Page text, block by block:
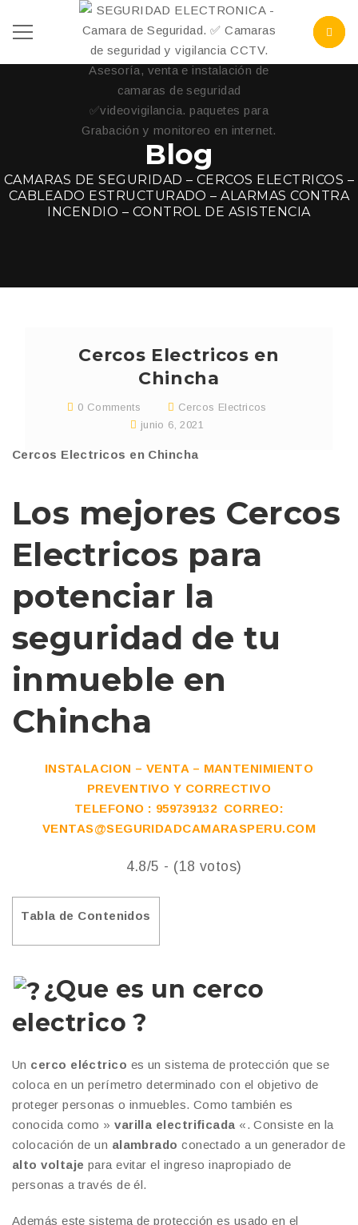
Blog
CAMARAS DE SEGURIDAD – CERCOS ELECTRICOS –
CABLEADO ESTRUCTURADO – ALARMAS CONTRA
INCENDIO – CONTROL DE ASISTENCIA
Cercos Electricos en
Chincha
0 Comments
Cercos Electricos
junio 6, 2021
Cercos Electricos en Chincha
Los mejores Cercos
Electricos para
potenciar la
seguridad de tu
inmueble en
Chincha
INSTALACION – VENTA – MANTENIMIENTO
PREVENTIVO Y CORRECTIVO
TELEFONO : 959739132 CORREO:
VENTAS@SEGURIDADCAMARASPERU.COM
4.8/5 - (18 votos)
Tabla de Contenidos
¿Que es un cerco
electrico ?
Un cerco eléctrico es un sistema de protección que se
coloca en un perímetro determinado con el objetivo de
proteger personas o inmuebles. Como también es
conocida como »varilla electrificada «. Consiste en la
colocación de un alambrado conectado a un generador de
alto voltaje para evitar el ingreso inapropiado de
personas a través de él.
Además este sistema de protección es usado en el